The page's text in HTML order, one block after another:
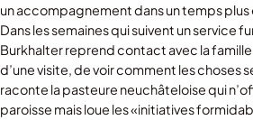
un accompagnement dans un temps plus
Dans les semaines qui suivent un service
Burkhalter reprend contact avec la
d’une visite, de voir comment les choses
raconte la pasteure neuchâteloise qui
paroisse mais loue les «initiatives